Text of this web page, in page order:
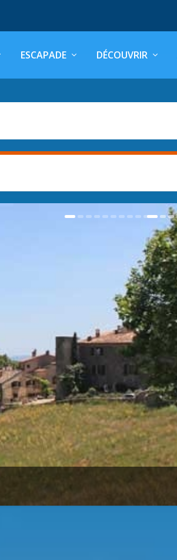
ESCAPADE DÉCOUVRIR